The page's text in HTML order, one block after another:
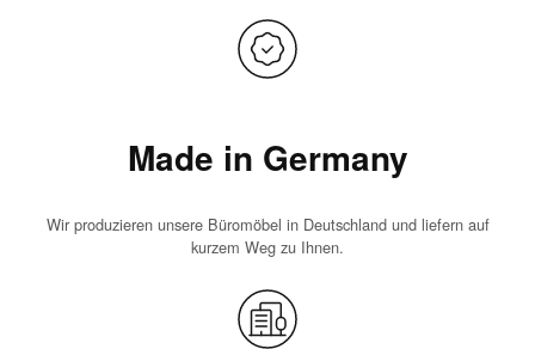
Made in Germany
Wir produzieren unsere Büromöbel in Deutschland und liefern auf
kurzem Weg zu Ihnen.